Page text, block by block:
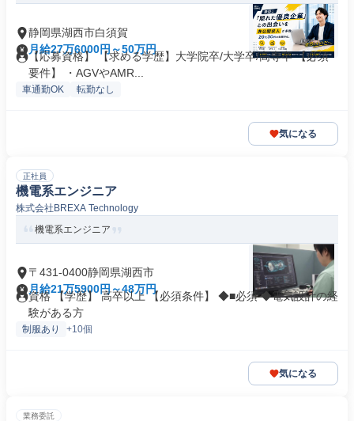
静岡県湖西市白須賀
月給27万6000円～50万円
【応募資格】 【求める学歴】大学院卒/大学卒/高専卒 【必須
要件】 ・AGVやAMR...
車通勤OK 転勤なし
気になる
正社員
機電系エンジニア
株式会社BREXA Technology
機電系エンジニア
〒431-0400静岡県湖西市
月給21万5900円～48万円
資格 【学歴】 高卒以上 【必須条件】 ◆■必須 ◆電気設計の経
験がある方
制服あり +10個
気になる
業務委託